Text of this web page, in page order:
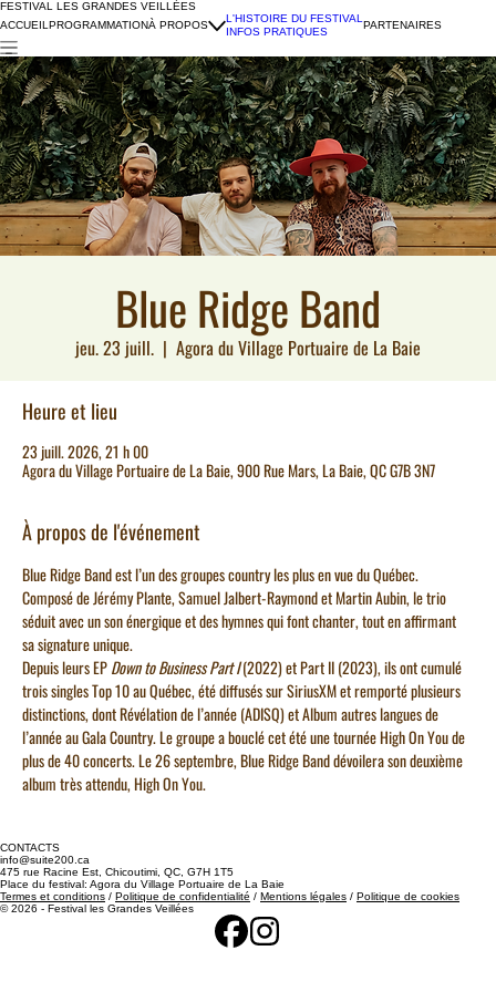
FESTIVAL LES GRANDES VEILLÉES
ACCUEIL PROGRAMMATIONÀ PROPOS
L'HISTOIRE DU FESTIVAL
INFOS PRATIQUES
PARTENAIRES
Blue Ridge Band
jeu. 23 juill.
  |
Agora du Village Portuaire de La Baie
Heure et lieu
23 juill. 2026, 21 h 00
Agora du Village Portuaire de La Baie, 900 Rue Mars, La Baie, QC G7B 3N7
À propos de l'événement
Blue Ridge Band est l’un des groupes country les plus en vue du Québec.
Composé de Jérémy Plante, Samuel Jalbert-Raymond et Martin Aubin, le trio
séduit avec un son énergique et des hymnes qui font chanter, tout en affirmant
sa signature unique.
Depuis leurs EP Down to Business Part I (2022) et Part II (2023), ils ont cumulé
trois singles Top 10 au Québec, été diffusés sur SiriusXM et remporté plusieurs
distinctions, dont Révélation de l’année (ADISQ) et Album autres langues de
l’année au Gala Country. Le groupe a bouclé cet été une tournée High On You de
plus de 40 concerts. Le 26 septembre, Blue Ridge Band dévoilera son deuxième
album très attendu, High On You.
CONTACTS
info@suite200.ca
475 rue Racine Est, Chicoutimi, QC, G7H 1T5
Place du festival: Agora du Village Portuaire de La Baie
Termes et conditions / Politique de confidentialité / Mentions légales / Politique de cookies
© 2026 - Festival les Grandes Veillées